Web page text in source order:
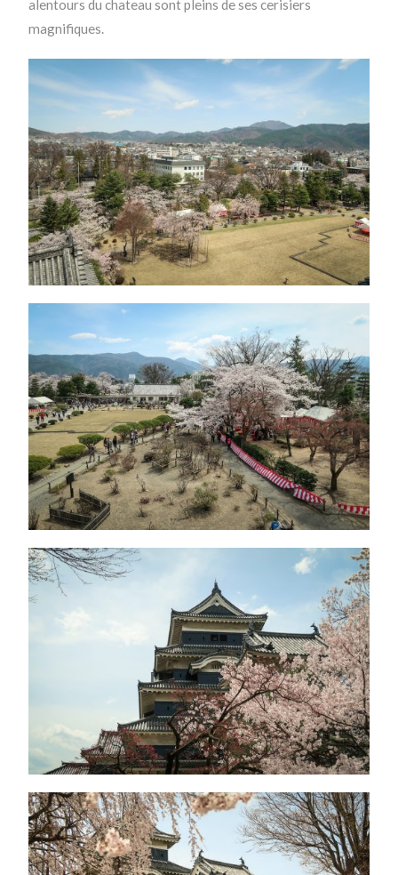
alentours du chateau sont pleins de ses cerisiers
magnifiques.